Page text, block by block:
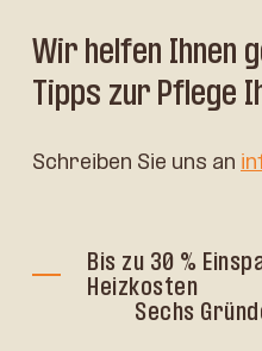
Wir helfen Ihnen
Tipps zur Pflege
Schreiben Sie uns an
Bis zu 30 %
Heizkosten
Sechs